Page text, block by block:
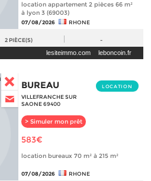
location appartement 2 pièces 66 m²
à lyon 3 (69003)
07/08/2026 RHONE
2 PIÈCE(S) -
lesiteimmo.com leboncoin.fr
BUREAU
VILLEFRANCHE SUR
SAONE 69400
> Simuler mon prêt
LOCATION
583€
location bureaux 70 m² à 215 m²
07/08/2026 RHONE